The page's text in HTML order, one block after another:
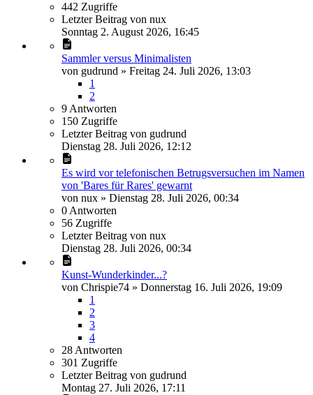
442 Zugriffe
Letzter Beitrag von nux
Sonntag 2. August 2026, 16:45
Sammler versus Minimalisten
von gudrund » Freitag 24. Juli 2026, 13:03
1
2
9 Antworten
150 Zugriffe
Letzter Beitrag von gudrund
Dienstag 28. Juli 2026, 12:12
Es wird vor telefonischen Betrugsversuchen im Namen
von 'Bares für Rares' gewarnt
von nux » Dienstag 28. Juli 2026, 00:34
0 Antworten
56 Zugriffe
Letzter Beitrag von nux
Dienstag 28. Juli 2026, 00:34
Kunst-Wunderkinder...?
von Chrispie74 » Donnerstag 16. Juli 2026, 19:09
1
2
3
4
28 Antworten
301 Zugriffe
Letzter Beitrag von gudrund
Montag 27. Juli 2026, 17:11